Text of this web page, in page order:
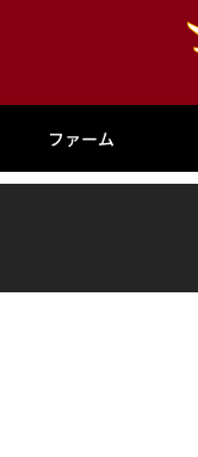
ファーム